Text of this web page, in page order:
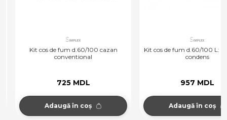
Kit cos de fum d.60/100 cazan
conventional
725 MDL
Adaugă în coș
Kit cos de fum d.60/100 L: 725
condens
957 MDL
Adaugă în coș